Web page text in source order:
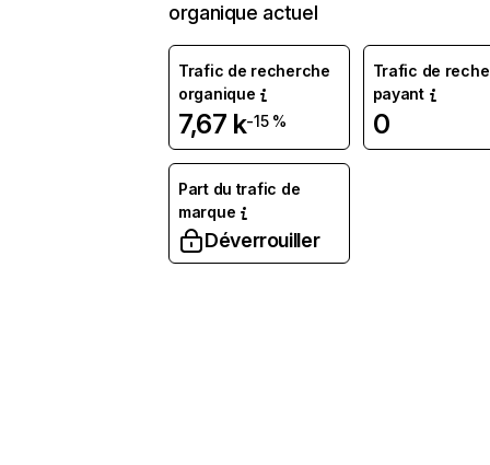
organique actuel
Trafic de recherche
organique
7,67 k-15 %
Trafic de
payant
0
Part du trafic de
marque
Déverrouiller